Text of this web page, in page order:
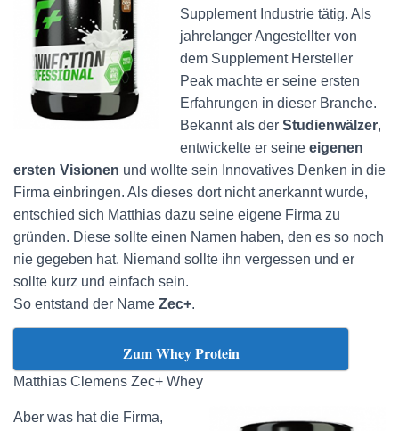
Supplement Industrie tätig. Als
jahrelanger Angestellter von
dem Supplement Hersteller
Peak machte er seine ersten
Erfahrungen in dieser Branche.
Bekannt als der Studienwälzer,
entwickelte er seine eigenen
ersten Visionen und wollte sein Innovatives Denken in die
Firma einbringen. Als dieses dort nicht anerkannt wurde,
entschied sich Matthias dazu seine eigene Firma zu
gründen. Diese sollte einen Namen haben, den es so noch
nie gegeben hat. Niemand sollte ihn vergessen und er
sollte kurz und einfach sein.
So entstand der Name Zec+.
Zum Whey Protein
Matthias Clemens Zec+ Whey
Aber was hat die Firma,